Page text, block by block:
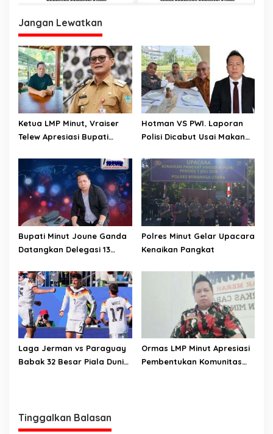
Jangan Lewatkan
Ketua LMP Minut, Vraiser
Telew Apresiasi Bupati
Inflasi Ditengah Gejolak
Ekonomi
Hotman VS PWI. Laporan
Polisi Dicabut Usai Makan
Media MatarakyatNews,
Vraiser Telew: Tindakan PWI
Blunder, Jadi Ancaman
Terhadap Marwah Pers
Bupati Minut Joune Ganda
Datangkan Delegasi 13
LMP Minut, Vraiser Telew; Ini
Bukan Sekedar Prestasi
Tapi Kerja Nyata Bupati
Untuk Daerahnya
Polres Minut Gelar Upacara
Kenaikan Pangkat
Laga Jerman vs Paraguay
Babak 32 Besar Piala Dunia
Ormas LMP Minut Apresiasi
Pembentukan Komunitas
Tinggalkan Balasan